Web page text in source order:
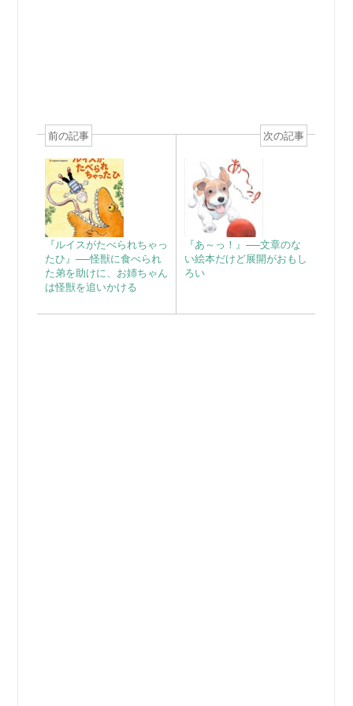
前の記事
『ルイスがたべられちゃっ
たひ』──怪獣に食べられ
た弟を助けに、お姉ちゃん
は怪獣を追いかける
次の記事
『あ～っ！』──文章のな
い絵本だけど展開がおもし
ろい